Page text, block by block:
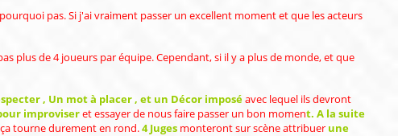
pas. Si j'ai vraiment passer un excellent moment et que les acteurs
plus de 4 joueurs par équipe. Cependant, si il y a plus de monde, et que
, Un mot à placer , et un Décor imposéavec lequel ils devront
improviseret essayer de nous faire passer un bon moment. A la suite
tourne durement en rond.4 Juges monteront sur scène attribuer une